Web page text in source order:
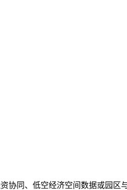
同、低空经济空间数据或园区